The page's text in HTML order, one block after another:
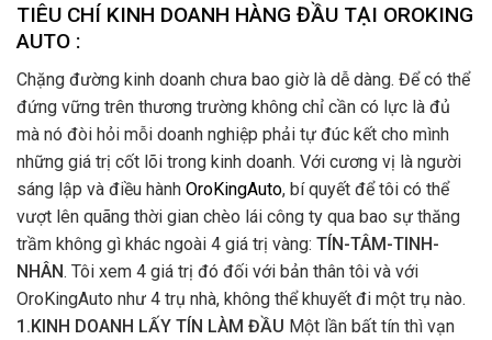
TIÊU CHÍ KINH DOANH HÀNG ĐẦU TẠI OROKING
AUTO :
Chặng đường kinh doanh chưa bao giờ là dễ dàng. Để có thể
đứng vững trên thương trường không chỉ cần có lực là đủ
mà nó đòi hỏi mỗi doanh nghiệp phải tự đúc kết cho mình
những giá trị cốt lõi trong kinh doanh. Với cương vị là người
sáng lập và điều hành OroKingAuto, bí quyết để tôi có thể
vượt lên quãng thời gian chèo lái công ty qua bao sự thăng
trầm không gì khác ngoài 4 giá trị vàng: TÍN-TÂM-TINH-
NHÂN. Tôi xem 4 giá trị đó đối với bản thân tôi và với
OroKingAuto như 4 trụ nhà, không thể khuyết đi một trụ nào.
1.KINH DOANH LẤY TÍN LÀM ĐẦU Một lần bất tín thì vạn